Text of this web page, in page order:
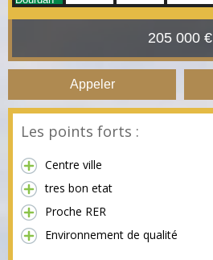
205 000 €
Appeler
Les points forts :
Centre ville
tres bon etat
Proche RER
Environnement de qualité